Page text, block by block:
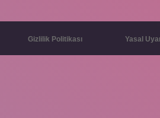
Gizlilik Politikası Yasal